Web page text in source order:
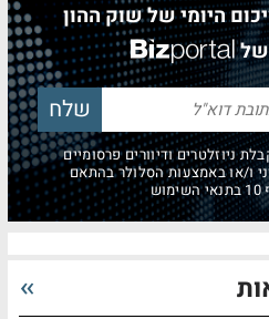
היומי של שוק ההון
של
ניוזלטרים ודיוורים פרסומיים
ו/או באמצעות הסלולר בהתאם